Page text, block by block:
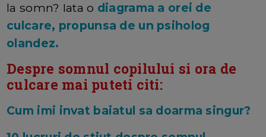
la somn? Iata o diagrama a orei de
culcare, propunsa de un psiholog
olandez.
Despre somnul copilului si ora de
culcare mai puteti citi:
Cum imi invat baiatul sa doarma singur?